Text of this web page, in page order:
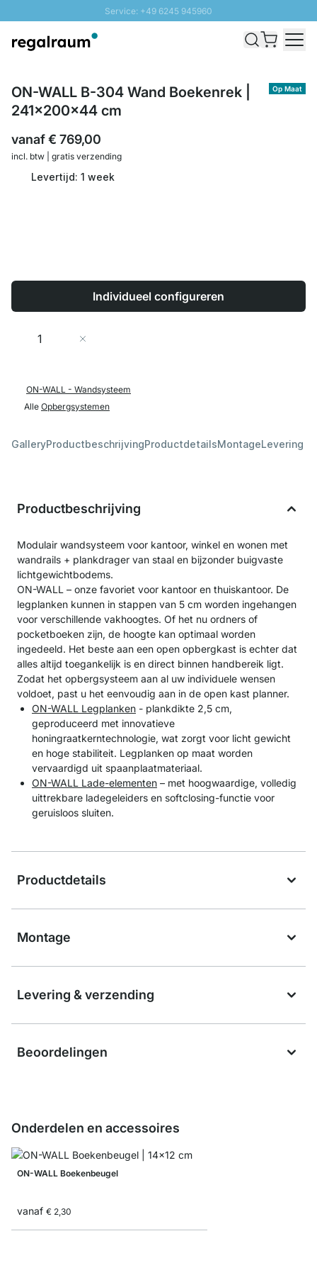
Service: +49 6245 945960
Snelle levering - Gratis verzending vanaf €100
Op Maat
ON-WALL B-304 Wand Boekenrek |
241x200x44 cm
vanaf€ 769,00
incl. btw | gratis verzending
Levertijd: 1 week
Individueel configureren
Aantal
ON-WALL - Wandsysteem
Alle Opbergsystemen
GalleryProductbeschrijvingProductdetailsMontageLevering
Productbeschrijving
Modulair wandsysteem voor kantoor, winkel en wonen met
wandrails + plankdrager van staal en bijzonder buigvaste
lichtgewichtbodems.
ON-WALL – onze favoriet voor kantoor en thuiskantoor. De
legplanken kunnen in stappen van 5 cm worden ingehangen
voor verschillende vakhoogtes. Of het nu ordners of
pocketboeken zijn, de hoogte kan optimaal worden
ingedeeld. Het beste aan een open opbergkast is echter dat
alles altijd toegankelijk is en direct binnen handbereik ligt.
Zodat het opbergsysteem aan al uw individuele wensen
voldoet, past u het eenvoudig aan in de open kast planner.
ON-WALL Legplanken - plankdikte 2,5 cm,
geproduceerd met innovatieve
honingraatkerntechnologie, wat zorgt voor licht gewicht
en hoge stabiliteit. Legplanken op maat worden
vervaardigd uit spaanplaatmateriaal.
ON-WALL Lade-elementen – met hoogwaardige, volledig
uittrekbare ladegeleiders en softclosing-functie voor
geruisloos sluiten.
Productdetails
Montage
Levering & verzending
Beoordelingen
Onderdelen en accessoires
ON-WALL Boekenbeugel
vanaf € 2,30